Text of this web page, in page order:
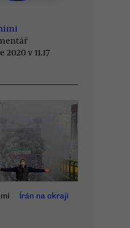
2020 v 11.17
Írán na okraji